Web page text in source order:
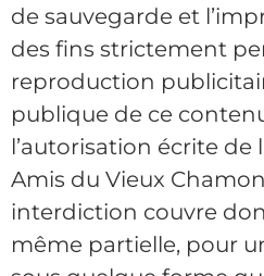
de sauvegarde et
des fins strictement
reproduction
publique de ce
l’autorisation écrite de
Amis du Vieux
interdiction couvre
même partielle, pour